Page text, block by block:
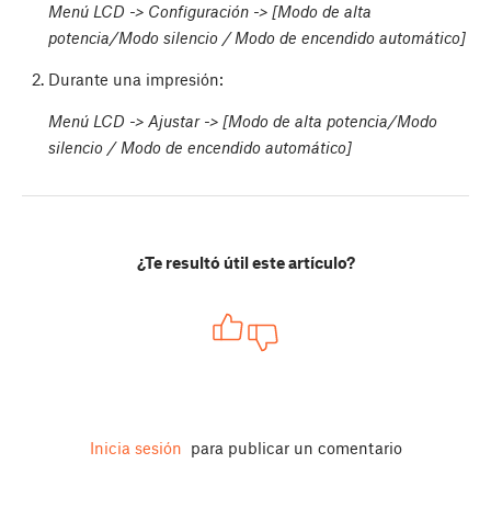
Menú LCD -> Configuración -> [Modo de alta
potencia/Modo silencio / Modo de encendido automático]
Durante una impresión:
Menú LCD -> Ajustar -> [Modo de alta potencia/Modo
silencio / Modo de encendido automático]
¿Te resultó útil este artículo?
Inicia sesión para publicar un comentario